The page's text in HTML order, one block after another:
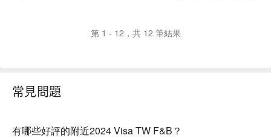
第 1 - 12，共 12 筆結果
常見問題
有哪些好評的附近2024 Visa TW F&B？